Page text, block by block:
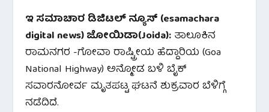
ಇ ಸಮಾಚಾರ ಡಿಜಿಟಲ್ ನ್ಯೂಸ್ (esamachara
digital news) ಜೋಯಿಡಾ(Joida): ತಾಲೂಕಿನ
ರಾಮನಗರ -ಗೋವಾ ರಾಷ್ಟ್ರೀಯ ಹೆದ್ದಾರಿಯ (Goa
National Highway) ಅನ್ಮೋಡ ಬಳಿ ಬೈಕ್
ಸವಾರನೋರ್ವ ಮೃತಪಟ್ಟ ಘಟನೆ ಶುಕ್ರವಾರ ಬೆಳಿಗ್ಗೆ
ನಡೆದಿದೆ.